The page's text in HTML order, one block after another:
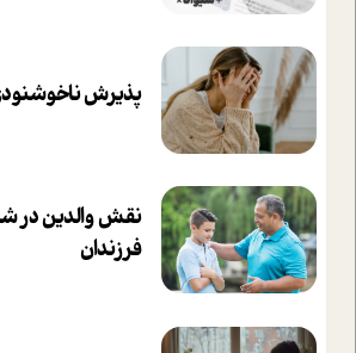
پذیرش
نقش والدین در
فرزندان‌